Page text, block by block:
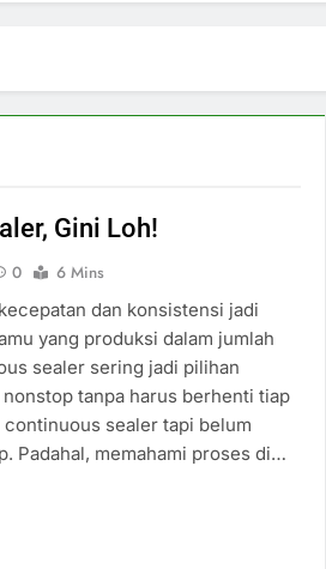
Gini Loh!
0
6 Mins
dan konsistensi jadi
yang produksi dalam jumlah
sealer sering jadi pilihan
tanpa harus berhenti tiap
sealer tapi belum
Padahal, memahami proses di…